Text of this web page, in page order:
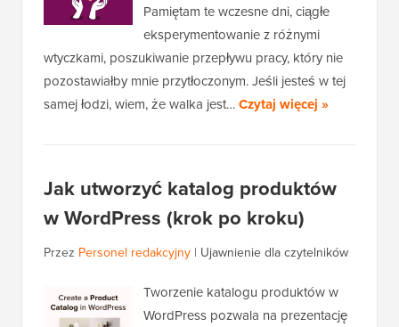
Pamiętam te wczesne dni, ciągłe
eksperymentowanie z różnymi
wtyczkami, poszukiwanie przepływu pracy, który nie
pozostawiałby mnie przytłoczonym. Jeśli jesteś w tej
samej łodzi, wiem, że walka jest…Czytaj więcej »
Jak utworzyć katalog produktów
w WordPress (krok po kroku)
Przez Personel redakcyjny | Ujawnienie dla czytelników
Tworzenie katalogu produktów w
WordPress pozwala na prezentację